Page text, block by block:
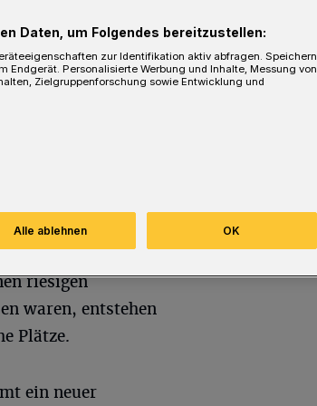
Gott sei Dank nicht
Wuppertal in
durch die
riesigen
waren, entstehen
Plätze.
ein neuer
Daten, um Folgendes bereitzustellen:
zur Identifikation aktiv abfragen. Speichern
Endgerät. Personalisierte Werbung und Inhalte, Messung von
Zielgruppenforschung sowie Entwicklung und
Alle ablehnen OK